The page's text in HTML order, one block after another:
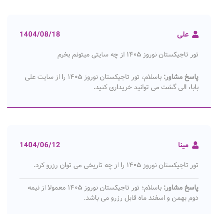
علی 1404/08/18
تور تاجیکستان نوروز ۱۴۰۵ از چه سایتی میتونم بخرم
پاسخ مشاور:
باسلام، تور تاجیکستان نوروز ۱۴۰۵ را از سایت علی
بابا، الی گشت می توانید خریداری کنید.
مینا 1404/06/12
تور تاجیکستان نوروز ۱۴۰۵ را از چه تاریخی می توان رزرو کرد.
پاسخ مشاور:
باسلام؛ تور تاجیکستان نوروز ۱۴۰۵ معمولا از نیمه
دوم بهمن و اسفند ماه قابل رزرو می باشد.